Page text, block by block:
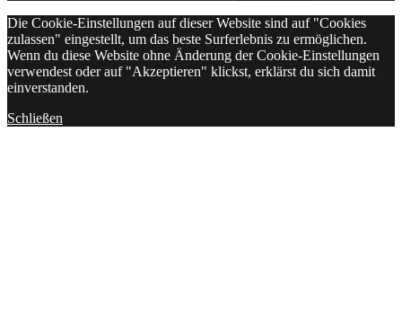
Die Cookie-Einstellungen auf dieser Website sind auf "Cookies
zulassen" eingestellt, um das beste Surferlebnis zu ermöglichen.
Wenn du diese Website ohne Änderung der Cookie-Einstellungen
verwendest oder auf "Akzeptieren" klickst, erklärst du sich damit
einverstanden.
Schließen